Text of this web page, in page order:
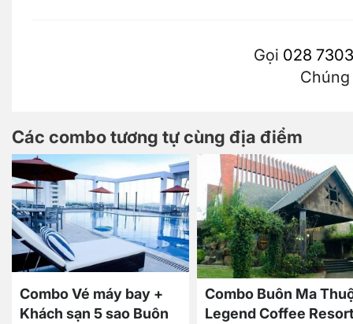
Gọi 028
Các combo tương tự cùng địa điểm
Combo Buôn Ma Thuột
Legend Coffee Resort
Combo 3N2Đ Khách
sạn Mường Thanh